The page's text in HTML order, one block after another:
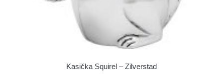
Kasička Squirel – Zilverstad